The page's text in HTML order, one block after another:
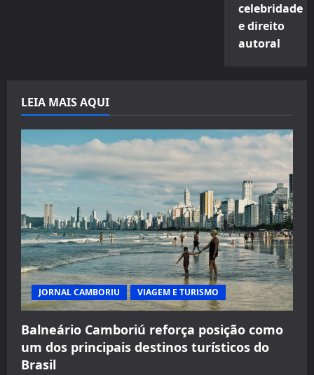
celebridade
e direito
autoral
LEIA MAIS AQUI
JORNAL CAMBORIU VIAGEM E TURISMO
Balneário Camboriú reforça posição como
um dos principais destinos turísticos do
Brasil